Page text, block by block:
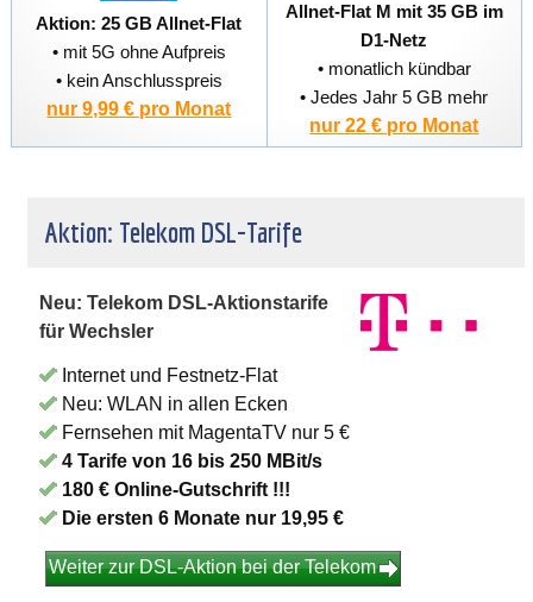
Aktion: 25 GB Allnet-Flat
• mit 5G ohne Aufpreis
• kein Anschlusspreis
nur 9,99 € pro Monat
Allnet-Flat M mit 35 GB im
D1-Netz
• monatlich kündbar
• Jedes Jahr 5 GB mehr
nur 22 € pro Monat
Aktion: Telekom DSL-Tarife
Neu: Telekom DSL-Aktionstarife
für Wechsler
Internet und Festnetz-Flat
Neu: WLAN in allen Ecken
Fernsehen mit MagentaTV nur 5 €
4 Tarife von 16 bis 250 MBit/s
180 € Online-Gutschrift !!!
Die ersten 6 Monate nur 19,95 €
Weiter zur DSL-Aktion bei der Telekom